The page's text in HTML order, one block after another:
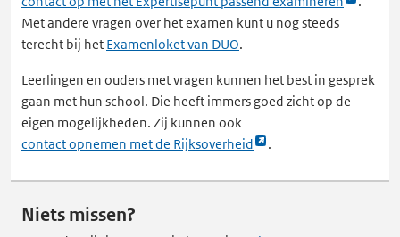
opent
externe
in
een
nieuw
tabblad
Met andere vragen over het examen kunt u nog steeds
terecht bij het Examenloket van DUO.
Leerlingen en ouders met vragen kunnen het best in gesprek
gaan met hun school. Die heeft immers goed zicht op de
eigen mogelijkheden. Zij kunnen ook
contact opnemen met de Rijksoverheid
Link
externe
pagina
.
Niets missen?